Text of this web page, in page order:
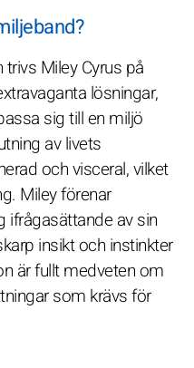
Miley Cyrus på
lösningar,
sig till en miljö
av livets
och visceral, vilket
Miley förenar
ifrågasättande av sin
insikt och instinkter
är fullt medveten om
som krävs för